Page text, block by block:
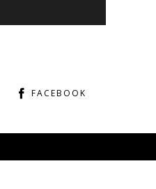
FACEBOOK
INICIO